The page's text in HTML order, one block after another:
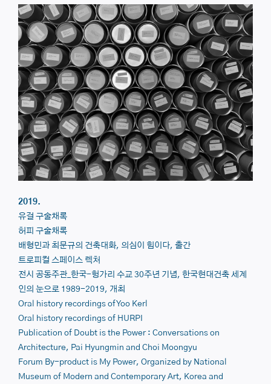
2019.
유걸 구술채록
허피 구술채록
배형민과 최문규의 건축대화, 의심이 힘이다, 출간
트로피컬 스페이스 렉처
전시 공동주관_한국-헝가리 수교 30주년 기념, 한국현대건축 세계
인의 눈으로 1989-2019, 개최
Oral history recordings ofYoo Kerl
Oral history recordings of HURPI
Publication of Doubt is the Power : Conversations on
Architecture, Pai Hyungmin and Choi Moongyu
Forum By-product is My Power, Organized by National
Museum of Modern and Contemporary Art, Korea and